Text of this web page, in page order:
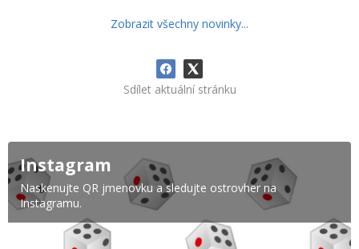
Zobrazit všechny novinky...
Sdílet aktuální stránku
Instagram
Naskenujte QR jmenovku a sledujte ostrovher na
Instagramu.